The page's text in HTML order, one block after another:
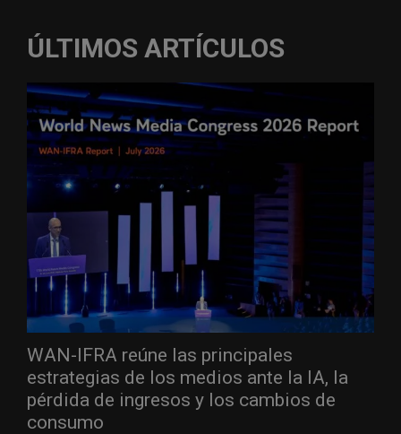
ÚLTIMOS ARTÍCULOS
WAN-IFRA reúne las principales
estrategias de los medios ante la IA, la
pérdida de ingresos y los cambios de
consumo